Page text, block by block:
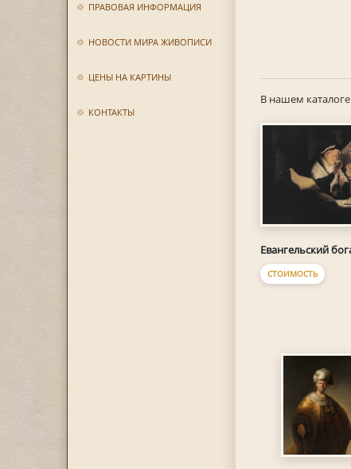
ПРАВОВАЯ ИНФОРМАЦИЯ
НОВОСТИ МИРА ЖИВОПИСИ
ЦЕНЫ НА КАРТИНЫ
КОНТАКТЫ
В нашем
Евангельский
СТОИМОСТЬ